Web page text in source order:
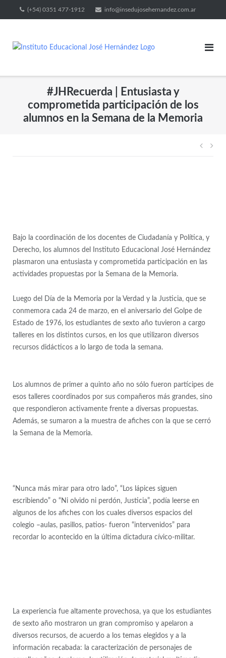
(+54) 0351 477-1912 info@insedujosehernandez.com.ar
#JHRecuerda | Entusiasta y
comprometida participación de los
alumnos en la Semana de la Memoria
Bajo la coordinación de los docentes de Ciudadanía y Política, y
Derecho, los alumnos del Instituto Educacional José Hernández
plasmaron una entusiasta y comprometida participación en las
actividades propuestas por la Semana de la Memoria.
Luego del Día de la Memoria por la Verdad y la Justicia, que se
conmemora cada 24 de marzo, en el aniversario del Golpe de
Estado de 1976, los estudiantes de sexto año tuvieron a cargo
talleres en los distintos cursos, en los que utilizaron diversos
recursos didácticos a lo largo de toda la semana.
Los alumnos de primer a quinto año no sólo fueron partícipes de
esos talleres coordinados por sus compañeros más grandes, sino
que respondieron activamente frente a diversas propuestas.
Además, se sumaron a la muestra de afiches con la que se cerró
la Semana de la Memoria.
“Nunca más mirar para otro lado”, “Los lápices siguen
escribiendo” o “Ni olvido ni perdón, Justicia”, podía leerse en
algunos de los afiches con los cuales diversos espacios del
colegio –aulas, pasillos, patios- fueron “intervenidos” para
recordar lo acontecido en la última dictadura cívico-militar.
La experiencia fue altamente provechosa, ya que los estudiantes
de sexto año mostraron un gran compromiso y apelaron a
diversos recursos, de acuerdo a los temas elegidos y a la
información recabada: la caracterización de personajes de